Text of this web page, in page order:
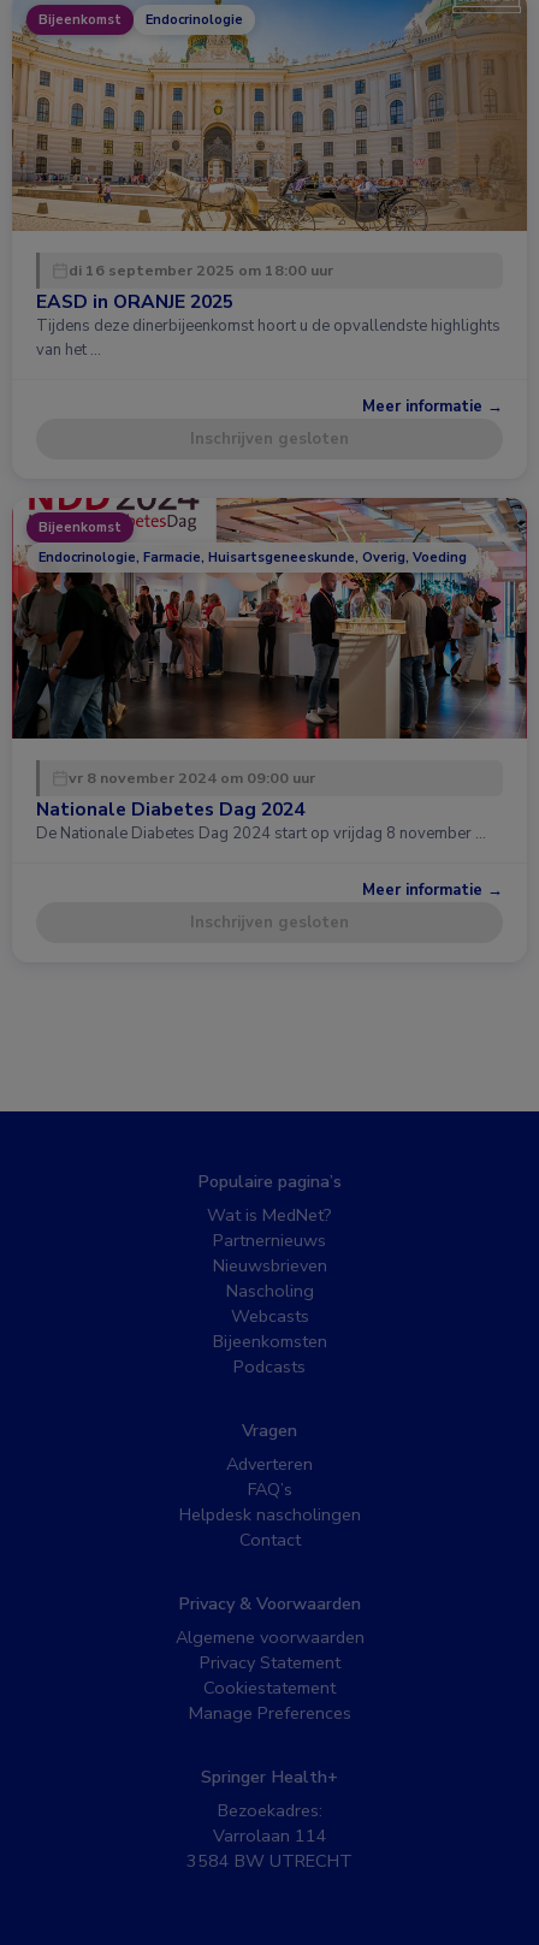
Bijeenkomst Endocrinologie
di 16 september 2025 om 18:00 uur
EASD in ORANJE 2025
Tijdens deze dinerbijeenkomst hoort u de opvallendste highlights
van het …
Meer informatie →
Inschrijven gesloten
Bijeenkomst
Endocrinologie, Farmacie, Huisartsgeneeskunde, Overig, Voeding
vr 8 november 2024 om 09:00 uur
Nationale Diabetes Dag 2024
De Nationale Diabetes Dag 2024 start op vrijdag 8 november …
Meer informatie →
Inschrijven gesloten
Populaire pagina’s
Wat is MedNet?
Partnernieuws
Nieuwsbrieven
Nascholing
Webcasts
Bijeenkomsten
Podcasts
Vragen
Adverteren
FAQ’s
Helpdesk nascholingen
Contact
Privacy & Voorwaarden
Algemene voorwaarden
Privacy Statement
Cookiestatement
Manage Preferences
Springer Health+
Bezoekadres:
Varrolaan 114
3584 BW UTRECHT